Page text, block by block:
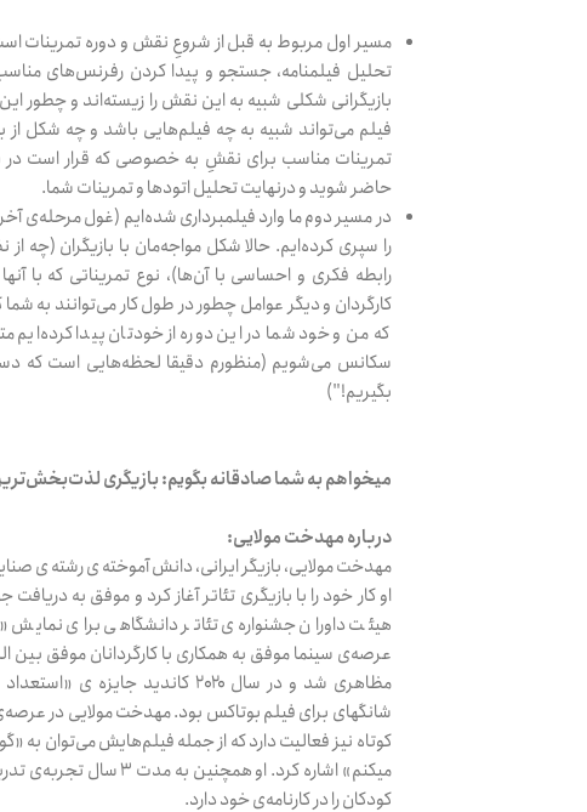
مسیر اول مربوط به قبل از شروعِ نقش و دوره تمرینات
تحلیل فیلمنامه، جستجو و پیدا کردن رفرنس‌های
بازیگرانی شکلی شبیه به این نقش را زیسته‌اند و چطور
فیلم می‌تواند شبیه به چه فیلم‌هایی باشد و چه شکل از
تمرینات مناسب برای نقشِ به خصوصی که قرار است در
حاضر شوید و درنهایت تحلیل اتودها و تمرینات شما.
در مسیر دوم ما وارد فیلمبرداری شده‌ایم (غول مرحله‌ی
را سپری کرده‌ایم. حالا شکل مواجه‌مان با بازیگران (چه
رابطه فکری و احساسی با آن‌ها)، نوع تمریناتی که با آنها
کارگردان و دیگر عوامل چطور در طول کار می‌توانند به
که من و خود شما در این دوره از خودتان پیدا کرده‌ایم
سکانس می‌شویم (منظورم دقیقا لحظه‌هایی است که
بگیریم!")
میخواهم به شما صادقانه بگویم: بازیگری
درباره مهدخت مولایی:
مهدخت مولایی، بازیگر ایرانی، دانش آموخته ی رشته ی
او کار خود را با بازیگری تئاتر آغاز کرد و موفق به
هیئت داوران جشنواره‌ی تئاتر دانشگاهی برای
عرصه‌ی سینما موفق به همکاری با کارگردانان موفق بین
مظاهری شد و در سال ۲۰۲۰ کاندید
شانگهای برای فیلم بوتاکس بود. مهدخت مولایی در
کوتاه نیز فعالیت دارد که از جمله فیلم‌هایش می‌توان
میکنم» اشاره کرد. او
کودکان را در کارنامه‌ی خود دارد.